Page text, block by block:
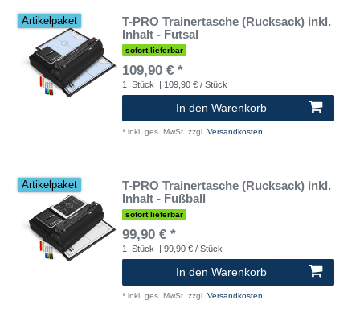
Artikelpaket
T-PRO Trainertasche (Rucksack) inkl.
Inhalt - Futsal
sofort lieferbar
109,90 € *
1 Stück | 109,90 € / Stück
In den Warenkorb
* inkl. ges. MwSt. zzgl. Versandkosten
Artikelpaket
T-PRO Trainertasche (Rucksack) inkl.
Inhalt - Fußball
sofort lieferbar
99,90 € *
1 Stück | 99,90 € / Stück
In den Warenkorb
* inkl. ges. MwSt. zzgl. Versandkosten